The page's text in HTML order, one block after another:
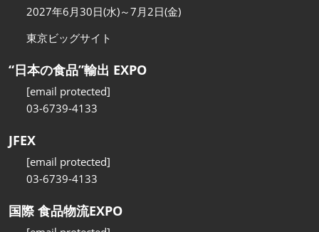
2027年6月30日(水)～7月2日(金)
東京ビッグサイト
“日本の食品”輸出 EXPO
[email protected]
03-6739-4133
JFEX
[email protected]
03-6739-4133
国際 食品物流EXPO